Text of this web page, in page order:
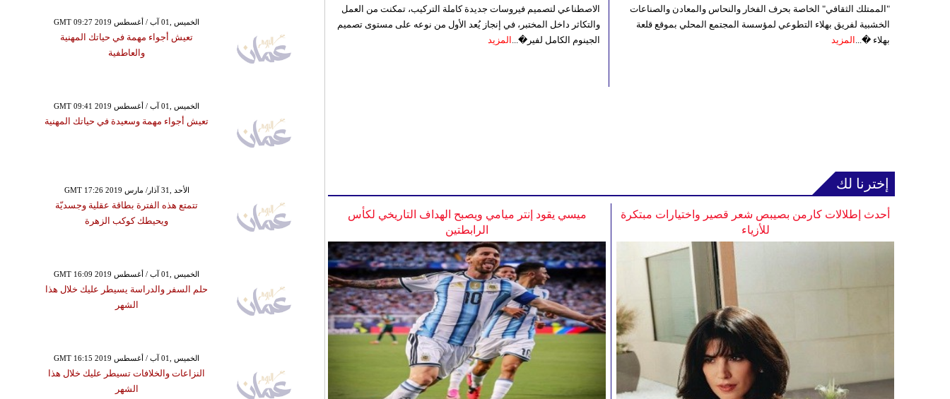
الاصطناعي لتصميم فيروسات جديدة كاملة التركيب، تمكنت من العمل
والتكاثر داخل المختبر، في إنجاز يُعد الأول من نوعه على مستوى تصميم
الجينوم الكامل لفير�... المزيد
"الممتلك الثقافي" الخاصة بحرف الفخار والنحاس والمعادن والصناعات
الخشبية لفريق بهلاء التطوعي لمؤسسة المجتمع المحلي بموقع قلعة
بهلاء �... المزيد
إخترنا لك
ميسي يقود إنتر ميامي ويصبح الهداف التاريخي لكأس
الرابطتين
أحدث إطلالات كارمن بصيبص شعر قصير واختيارات مبتكرة
للأزياء
GMT 09:27 2019 الخميس ,01 آب / أغسطس
تعيش أجواء مهمة في حياتك المهنية
والعاطفية
GMT 09:41 2019 الخميس ,01 آب / أغسطس
تعيش أجواء مهمة وسعيدة في حياتك المهنية
GMT 17:26 2019 الأحد ,31 آذار/ مارس
تتمتع هذه الفترة بطاقة عقلية وجسديّة
ويحيطك كوكب الزهرة
GMT 16:09 2019 الخميس ,01 آب / أغسطس
حلم السفر والدراسة يسيطر عليك خلال هذا
الشهر
GMT 16:15 2019 الخميس ,01 آب / أغسطس
النزاعات والخلافات تسيطر عليك خلال هذا
الشهر